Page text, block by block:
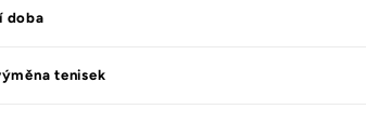
doba
tenisek